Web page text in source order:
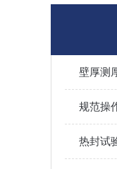
规范操
热封试